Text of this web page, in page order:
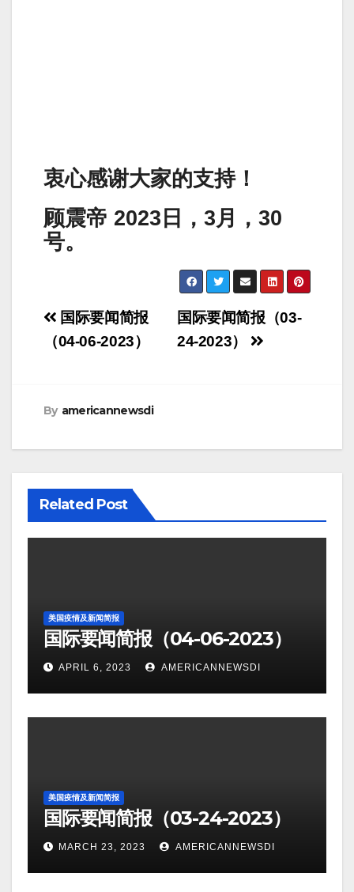
衷心感谢大家的支持！
顾震帝 2023日，3月，30
号。
Post
navigation
国际要闻简报（03-
24-2023）
国际要闻简报
（04-06-2023）
By americannewsdi
Related Post
美国疫情及新闻简报
国际要闻简报（04-06-2023）
APRIL 6, 2023 AMERICANNEWSDI
美国疫情及新闻简报
国际要闻简报（03-24-2023）
MARCH 23, 2023 AMERICANNEWSDI